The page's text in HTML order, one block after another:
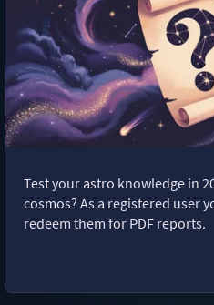
Test your astro knowledge in
cosmos? As a registered user
redeem them for PDF reports.